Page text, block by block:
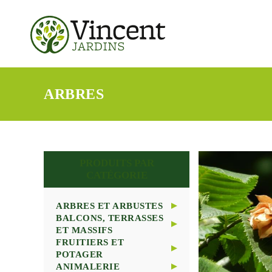
ARBRES
ARBRES ET ARBUSTES
ARBRES
ARBUSTES
CONIFERES
PLANTES DE TERRE
DE BRUYERE
BALCONS, TERRASSES
ET MASSIFS
PLANTES ANNUELLES
ET BISANNUELLES
PLANTES VIVACES ET
FRUITIERS ET
POTAGER
ARBRES FRUITIERS
ANIMALERIE